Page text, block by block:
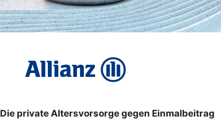
Die private Altersvorsorge gegen Einmalbeitrag